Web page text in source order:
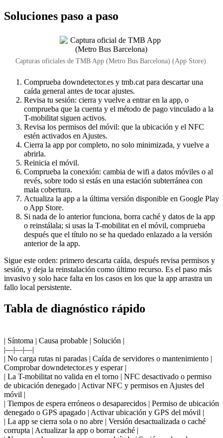
Soluciones paso a paso
Capturas oficiales de TMB App (Metro Bus Barcelona) (App Store).
Comprueba downdetector.es y tmb.cat para descartar una
caída general antes de tocar ajustes.
Revisa tu sesión: cierra y vuelve a entrar en la app, o
comprueba que la cuenta y el método de pago vinculado a la
T-mobilitat siguen activos.
Revisa los permisos del móvil: que la ubicación y el NFC
estén activados en Ajustes.
Cierra la app por completo, no solo minimizada, y vuelve a
abrirla.
Reinicia el móvil.
Comprueba la conexión: cambia de wifi a datos móviles o al
revés, sobre todo si estás en una estación subterránea con
mala cobertura.
Actualiza la app a la última versión disponible en Google Play
o App Store.
Si nada de lo anterior funciona, borra caché y datos de la app
o reinstálala; si usas la T-mobilitat en el móvil, comprueba
después que el título no se ha quedado enlazado a la versión
anterior de la app.
Sigue este orden: primero descarta caída, después revisa permisos y
sesión, y deja la reinstalación como último recurso. Es el paso más
invasivo y solo hace falta en los casos en los que la app arrastra un
fallo local persistente.
Tabla de diagnóstico rápido
| Síntoma | Causa probable | Solución |
|—|—|—|
| No carga rutas ni paradas | Caída de servidores o mantenimiento |
Comprobar downdetector.es y esperar |
| La T-mobilitat no valida en el torno | NFC desactivado o permiso
de ubicación denegado | Activar NFC y permisos en Ajustes del
móvil |
| Tiempos de espera erróneos o desaparecidos | Permiso de ubicación
denegado o GPS apagado | Activar ubicación y GPS del móvil |
| La app se cierra sola o no abre | Versión desactualizada o caché
corrupta | Actualizar la app o borrar caché |